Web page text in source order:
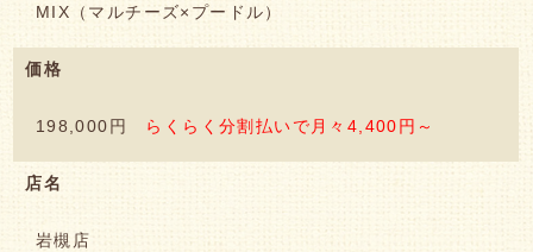
MIX（マルチーズ×プードル）
価格
198,000円 らくらく分割払いで月々4,400円～
店名
岩槻店